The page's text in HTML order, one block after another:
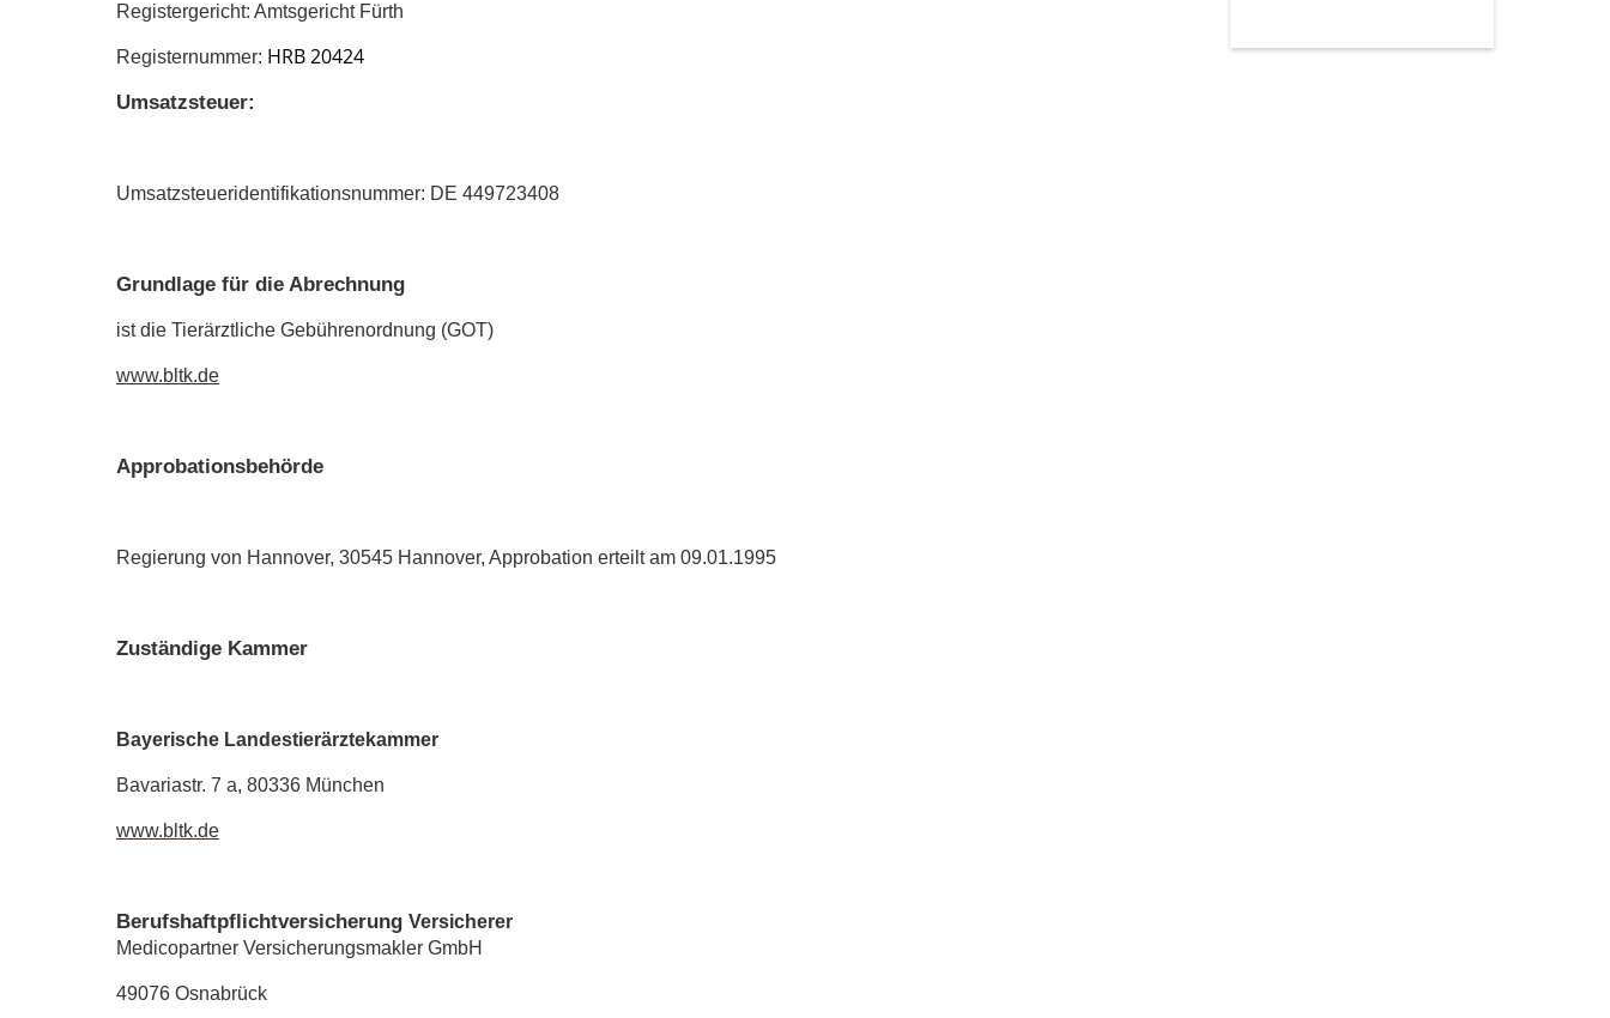
Registergericht: Amtsgericht Fürth
Registernummer: HRB 20424
Umsatzsteuer:
Umsatzsteueridentifikationsnummer: DE 449723408
Grundlage für die Abrechnung
ist die Tierärztliche Gebührenordnung (GOT)
www.bltk.de
Approbationsbehörde
Regierung von Hannover, 30545 Hannover, Approbation erteilt am 09.01.1995
Zuständige Kammer
Bayerische Landestierärztekammer
Bavariastr. 7 a, 80336 München
www.bltk.de
Berufshaftpflichtversicherung Versicherer
Medicopartner Versicherungsmakler GmbH
49076 Osnabrück